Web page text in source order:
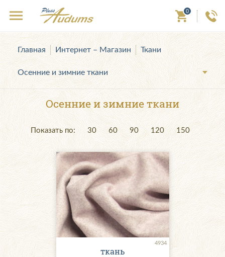
0
Главная Интернет – Магазин Ткани
Осенние и зимние ткани
Осенние и зимние ткани
Показать по: 30 60 90 120 150
4934
ткань